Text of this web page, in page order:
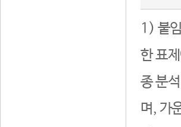
1) 붙
한 표
종 분
며, 가